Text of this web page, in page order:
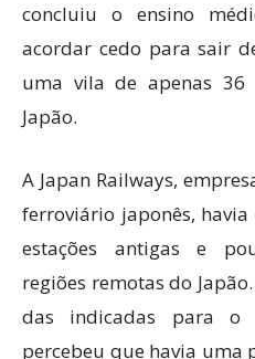
concluiu o ensino
acordar cedo para sair
uma vila de apenas 36
Japão.
A Japan Railways,
ferroviário japonês,
estações antigas e
regiões remotas do
das indicadas para o
percebeu que havia uma